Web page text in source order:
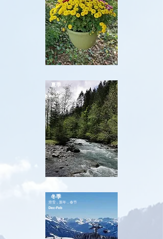
夏季
登山，户外，端午
Jun-Aug
冬季
滑雪，新年，春节
Dec-Feb